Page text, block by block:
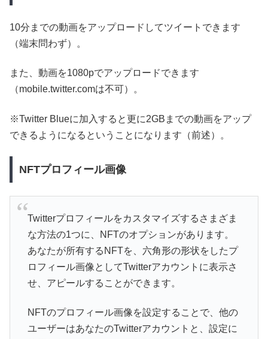
10分までの動画をアップロードしてツイートできます
（端末問わず）。
また、動画を1080pでアップロードできます
（mobile.twitter.comは不可）。
※Twitter Blueに加入すると更に2GBまでの動画をアップ
できるようになるということになります（前述）。
NFTプロフィール画像
Twitterプロフィールをカスタマイズするさまざま
な方法の1つに、NFTのオプションがあります。
あなたが所有するNFTを、六角形の形状をしたプ
ロフィール画像としてTwitterアカウントに表示さ
せ、アピールすることができます。
NFTのプロフィール画像を設定することで、他の
ユーザーはあなたのTwitterアカウントと、設定に